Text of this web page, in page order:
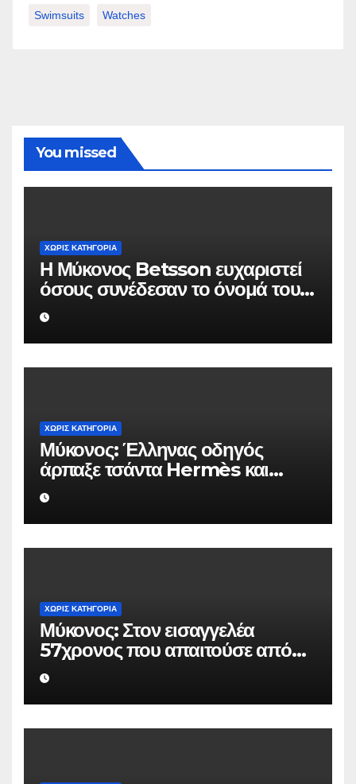
Swimsuits Watches
You missed
ΧΩΡΊΣ ΚΑΤΗΓΟΡΊΑ
Η Μύκονος Betsson ευχαριστεί
όσους συνέδεσαν το όνομά τους
με την ιστορική χρονιά
ΧΩΡΊΣ ΚΑΤΗΓΟΡΊΑ
Μύκονος: Έλληνας οδηγός
άρπαξε τσάντα Hermès και
Rolex αξίας 75.000 ευρώ από
Ουκρανό τουρίστα
ΧΩΡΊΣ ΚΑΤΗΓΟΡΊΑ
Μύκονος: Στον εισαγγελέα
57χρονος που απαιτούσε από
επιχειρηματία 80.000 ευρώ για
να μην κάνει καταγγελίες σε
βάρος του